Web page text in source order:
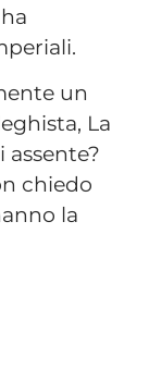
un
La
assente?
chiedo
la